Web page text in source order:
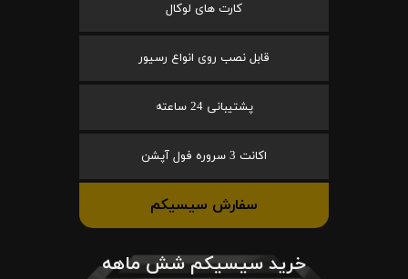
کارت های لوکال
قابل نصب روی انواع رسیور
پشتیبانی 24 ساعته
اکانت 3 سروره فول آپشن
سفارش سیسیکم
خرید سیسیکم شش ماهه